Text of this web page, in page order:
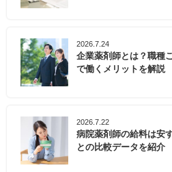
2026.7.24
企業薬剤師とは？職種
で働くメリットを解説
2026.7.22
病院薬剤師の給料は安
との比較データを紹介